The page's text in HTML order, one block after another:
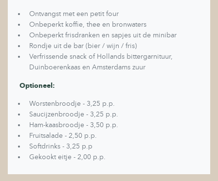
Ontvangst met een petit four
Onbeperkt koffie, thee en bronwaters
Onbeperkt frisdranken en sapjes uit de minibar
Rondje uit de bar (bier / wijn / fris)
Verfrissende snack of Hollands bittergarnituur,
Duinboerenkaas en Amsterdams zuur
Optioneel:
Worstenbroodje - 3,25 p.p.
Saucijzenbroodje - 3,25 p.p.
Ham-kaasbroodje - 3,50 p.p.
Fruitsalade - 2,50 p.p.
Softdrinks - 3,25 p.p
Gekookt eitje - 2,00 p.p.